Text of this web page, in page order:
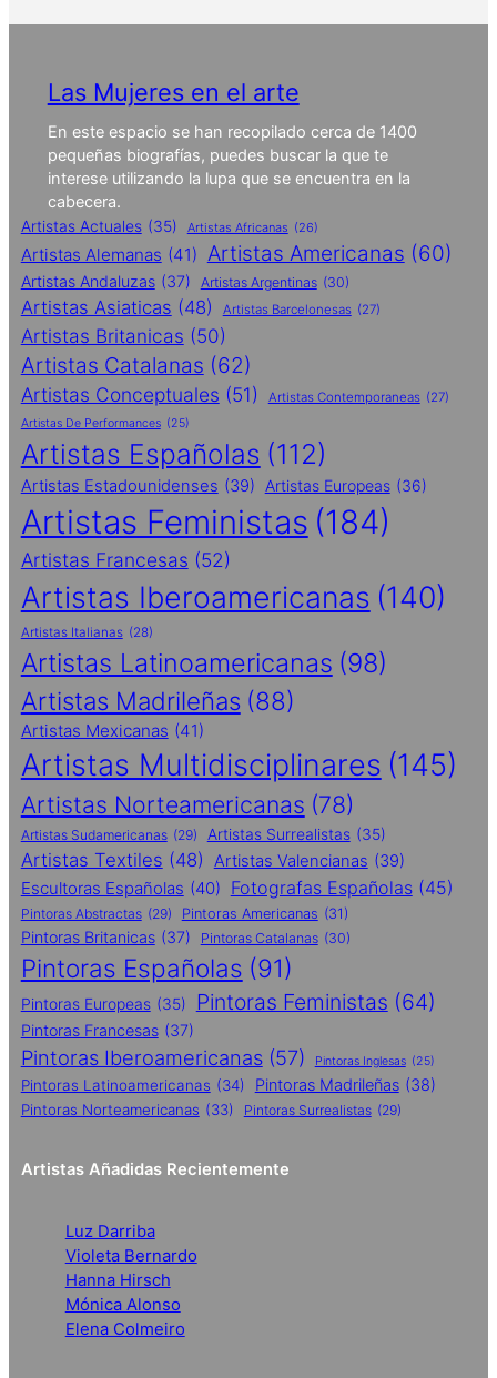
Las Mujeres en el arte
En este espacio se han recopilado cerca de 1400
pequeñas biografías, puedes buscar la que te
interese utilizando la lupa que se encuentra en la
cabecera.
Artistas Actuales (35) Artistas Africanas (26)
Artistas Alemanas (41) Artistas Americanas (60)
Artistas Andaluzas (37) Artistas Argentinas (30)
Artistas Asiaticas (48) Artistas Barcelonesas (27)
Artistas Britanicas (50)
Artistas Catalanas (62)
Artistas Conceptuales (51) Artistas Contemporaneas (27)
Artistas De Performances (25)
Artistas Españolas (112)
Artistas Estadounidenses (39) Artistas Europeas (36)
Artistas Feministas (184)
Artistas Francesas (52)
Artistas Iberoamericanas (140)
Artistas Italianas (28)
Artistas Latinoamericanas (98)
Artistas Madrileñas (88)
Artistas Mexicanas (41)
Artistas Multidisciplinares (145)
Artistas Norteamericanas (78)
Artistas Sudamericanas (29) Artistas Surrealistas (35)
Artistas Textiles (48) Artistas Valencianas (39)
Escultoras Españolas (40) Fotografas Españolas (45)
Pintoras Abstractas (29) Pintoras Americanas (31)
Pintoras Britanicas (37) Pintoras Catalanas (30)
Pintoras Españolas (91)
Pintoras Europeas (35) Pintoras Feministas (64)
Pintoras Francesas (37)
Pintoras Iberoamericanas (57) Pintoras Inglesas (25)
Pintoras Latinoamericanas (34) Pintoras Madrileñas (38)
Pintoras Norteamericanas (33) Pintoras Surrealistas (29)
Artistas Añadidas Recientemente
Luz Darriba
Violeta Bernardo
Hanna Hirsch
Mónica Alonso
Elena Colmeiro